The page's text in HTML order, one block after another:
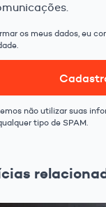
os meus dados, eu
não utilizar suas
tipo de SPAM.